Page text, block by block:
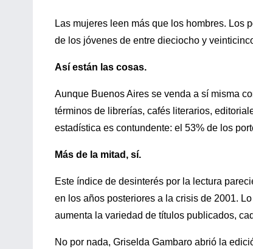
Las mujeres leen más que los hombres. Los
de los jóvenes de entre dieciocho y
Así están las cosas.
Aunque Buenos Aires se venda a sí misma
términos de librerías, cafés literarios,
estadística es contundente: el 53% de los
Más de la mitad, sí.
Este índice de desinterés por la lectura
en los años posteriores a la crisis de 2001.
aumenta la variedad de títulos publicados,
No por nada, Griselda Gambaro abrió la